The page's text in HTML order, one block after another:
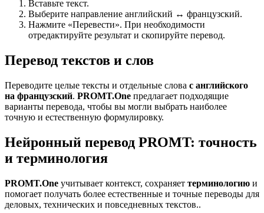
Вставьте текст.
Выберите направление английский ↔ французский.
Нажмите «Перевести». При необходимости
отредактируйте результат и скопируйте перевод.
Перевод текстов и слов
Переводите целые тексты и отдельные слова с английского
на французский. PROMT.One предлагает подходящие
варианты перевода, чтобы вы могли выбрать наиболее
точную и естественную формулировку.
Нейронный перевод PROMT: точность
и терминология
PROMT.One учитывает контекст, сохраняет терминологию и
помогает получать более естественные и точные переводы для
деловых, технических и повседневных текстов..